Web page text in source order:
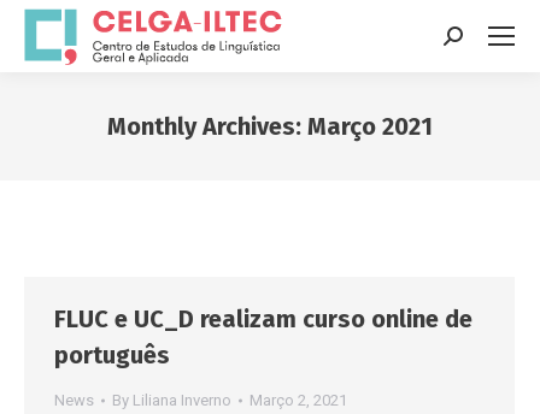
Search:
Monthly Archives: Março 2021
FLUC e UC_D realizam curso online de
português
News By Liliana Inverno Março 2, 2021